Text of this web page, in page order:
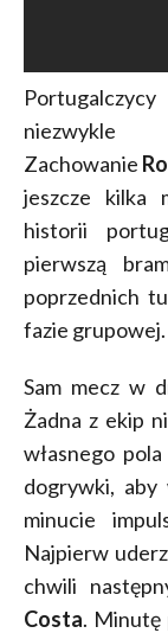
Zachowanie
jeszcze kilka
historii
pierwszą
poprzednich
fazie grupowej.
Sam mecz w
Żadna z ekip
własnego
dogrywki,
minucie
Najpierw
chwili
Costa. Minutę